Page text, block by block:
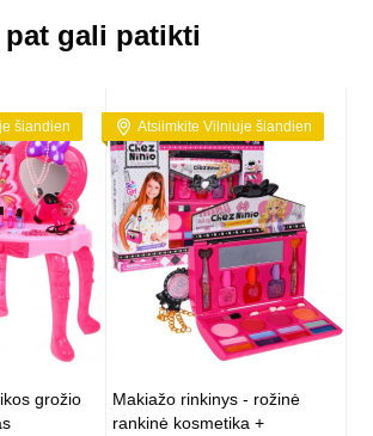
gali patikti
šiandien
grožio
Atsiimkite Vilniuje šiandien
Makiažo rinkinys - rožinė
rankinė kosmetika +